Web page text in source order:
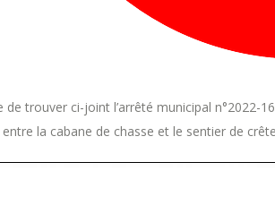
de trouver ci-joint l’arrêté municipal
entre la cabane de chasse et le sentier de